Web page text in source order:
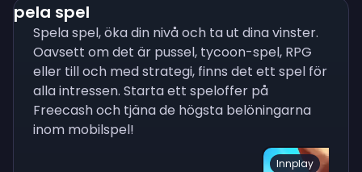
Spela spel
Spela spel, öka din nivå och ta ut dina vinster.
Oavsett om det är pussel, tycoon-spel, RPG
eller till och med strategi, finns det ett spel för
alla intressen. Starta ett speloffer på
Freecash och tjäna de högsta belöningarna
inom mobilspel!
Innplay